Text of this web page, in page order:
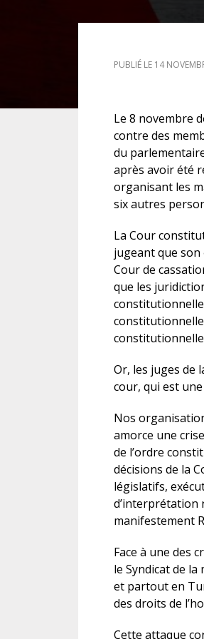
DROIT DES
DROIT
PUBLIÉ LE 14
Le 8 novembre
contre des
du
après avoir été
organisant les
six autres
La Cour
jugeant que
Cour de
que les
Or, les juges de
cour, qui est
Nos
amorce une
de l’ordre
décisions de la
législatifs,
d’interprétation
manifestement
Face à une des
le Syndicat de
et partout en
des droits de
Cette attaque